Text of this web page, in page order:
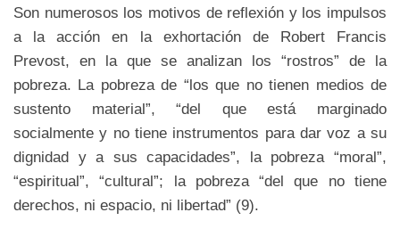
Son numerosos los motivos de reflexión y los impulsos
a la acción en la exhortación de Robert Francis
Prevost, en la que se analizan los “rostros” de la
pobreza. La pobreza de “los que no tienen medios de
sustento material”, “del que está marginado
socialmente y no tiene instrumentos para dar voz a su
dignidad y a sus capacidades”, la pobreza “moral”,
“espiritual”, “cultural”; la pobreza “del que no tiene
derechos, ni espacio, ni libertad” (9).